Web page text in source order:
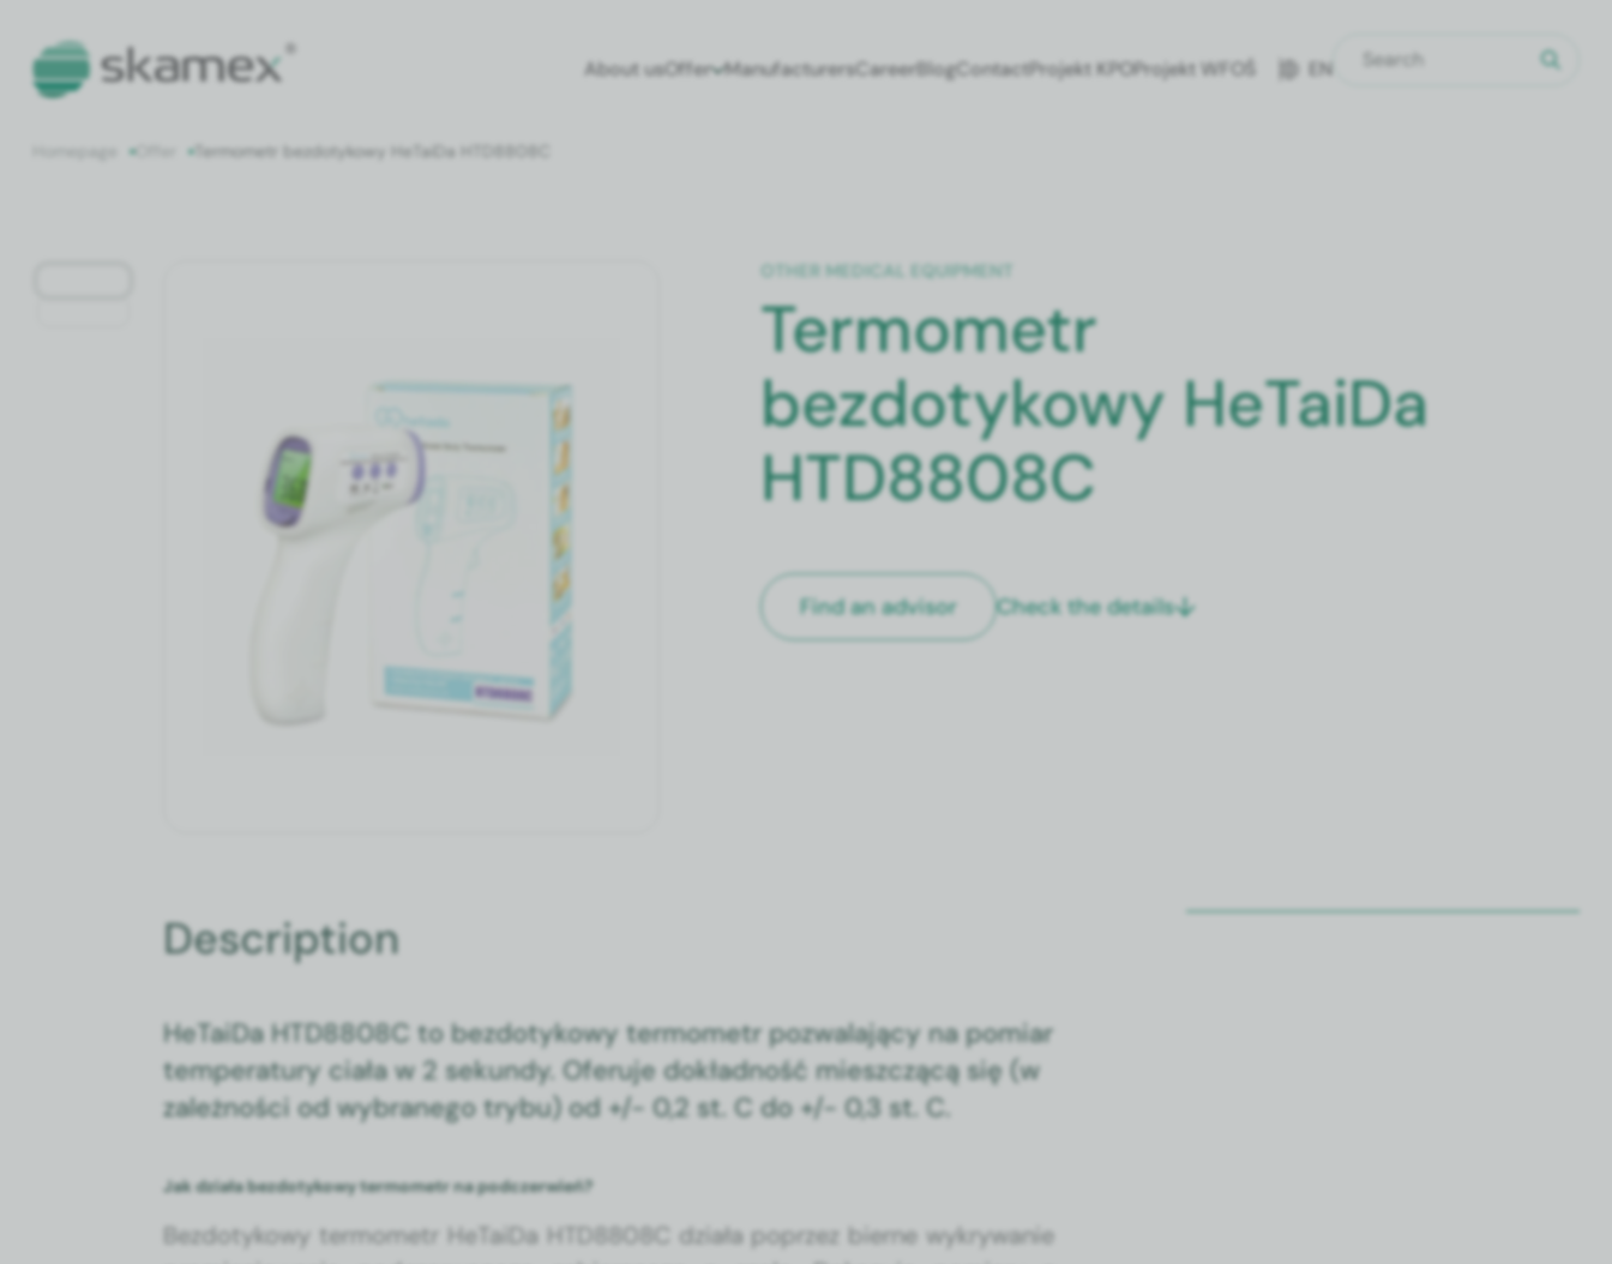
About usOffer Man­u­fac­tur­ersCareerBlogCon­tactPro­jekt KPOPro­jekt WFOŚ EN
Offer Ter­mometr bez­do­tykowy HeT­ai­Da HTD8808C
OTH­ER MED­ICAL EQUIP­MENT
Termometr
bezdotykowy HeTaiDa
HTD8808C
Find an advi­sor Check the details
Description
HeT­ai­Da HTD8808C to bez­do­tykowy ter­mometr pozwala­ją­cy na pomi­ar
tem­per­atu­ry ciała w 2 sekundy. Ofer­u­je dokład­ność mieszczącą się (w
zależnoś­ci od wybranego try­bu) od +/- 0,2 st. C do +/- 0,3 st. C.
Jak działa bezdotykowy termometr na podczerwień?
Bez­do­tykowy ter­mometr HeT­ai­Da HTD8808C dzi­ała poprzez bierne wykry­wanie